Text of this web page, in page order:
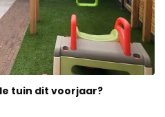
tuin dit voorjaar?